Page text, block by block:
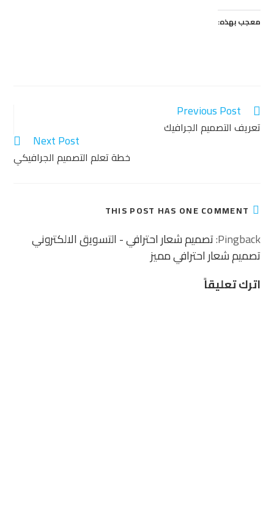
معجب بهذه:
Previous Post
تعريف التصميم الجرافيك
Next Post
خطة تعلم التصميم الجرافيكي
THIS POST HAS ONE COMMENT
Pingback: تصميم شعار احترافي - التسويق الالكتروني
تصميم شعار احترافي مميز
اترك تعليقاً